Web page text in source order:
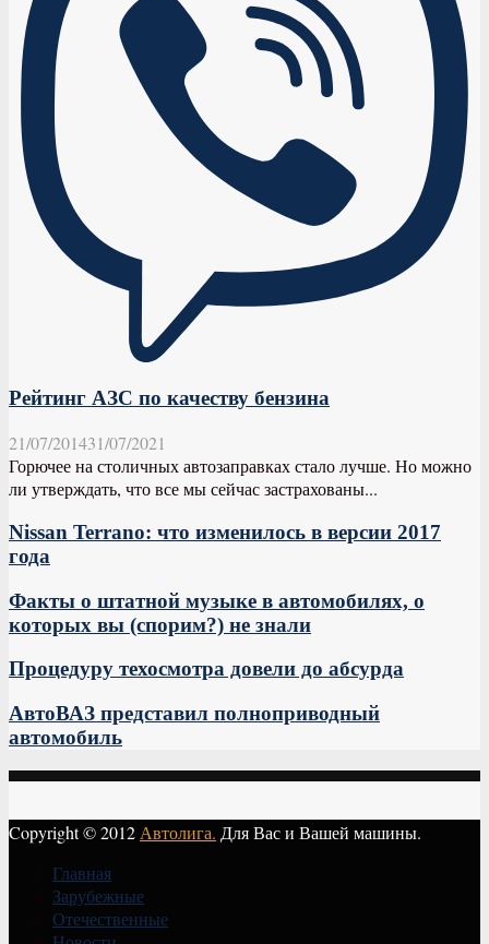
Рейтинг АЗС по качеству бензина
21/07/201431/07/2021
Горючее на столичных автозаправках стало лучше. Но можно
ли утверждать, что все мы сейчас застрахованы...
Nissan Terrano: что изменилось в версии 2017
года
Факты о штатной музыке в автомобилях, о
которых вы (спорим?) не знали
Процедуру техосмотра довели до абсурда
АвтоВАЗ представил полноприводный
автомобиль
Copyright © 2012 Автолига. Для Вас и Вашей машины.
Главная
Зарубежные
Отечественные